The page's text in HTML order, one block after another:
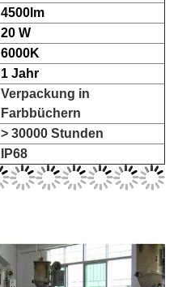
4500lm
20 W
6000K
1 Jahr
Verpackung in
Farbbüchern
> 30000 Stunden
IP68